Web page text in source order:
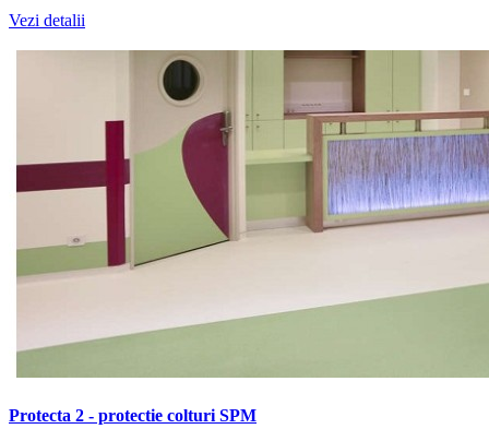
Vezi detalii
Protecta 2 - protectie colturi SPM